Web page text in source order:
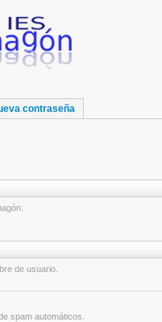
contraseña
de usuario.
spam automáticos.